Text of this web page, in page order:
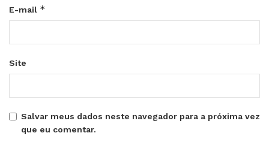
E-mail *
Site
Salvar meus dados neste navegador para a próxima vez
que eu comentar.